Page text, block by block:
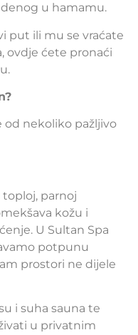
u hamamu.
put ili mu se vraćate
ovdje ćete pronaći
od nekoliko pažljivo
parnoj
kožu i
U Sultan Spa
potpunu
prostori ne dijele
i suha sauna te
u privatnim